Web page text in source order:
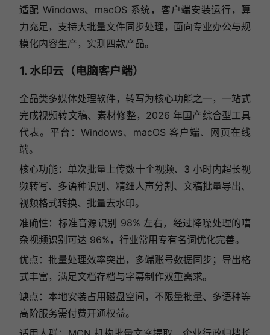
适配 Windows、macOS 系统，客户端安装运行，算
力充足，支持大批量文件同步处理，面向专业办公与规
模化内容生产，实测四款产品。
1. 水印云（电脑客户端）
全品类多媒体处理软件，转写为核心功能之一，一站式
完成视频转文稿、素材修整，2026 年国产综合型工具
代表。平台：Windows、macOS 客户端、网页在线
端。
核心功能：单次批量上传数十个视频、3 小时内超长视
频转写、多语种识别、精细人声分割、文稿批量导出、
视频格式转换、批量去水印。
准确性：标准音源识别 98% 左右，经过降噪处理的嘈
杂视频识别可达 96%，行业常用专有名词优化完善。
优点：批量处理效率突出，多端账号数据同步；导出格
式丰富，满足文档存档与字幕制作双重需求。
缺点：本地安装占用磁盘空间，不限量批量、多语种等
高阶服务需付费开通权益。